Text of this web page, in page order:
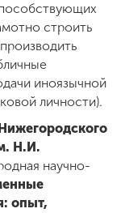
строить
иноязычной
личности).
Н.И.
научно-
опыт,